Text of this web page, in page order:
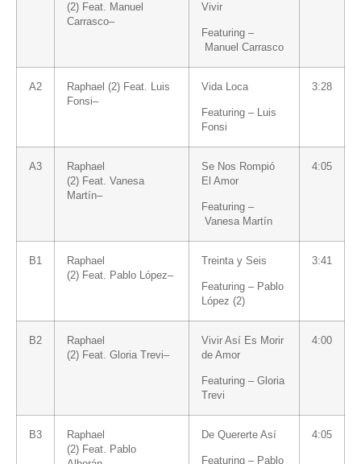
(2) Feat. Manuel
Carrasco–
Vivir
Featuring –
Manuel Carrasco
A2 Raphael (2) Feat. Luis
Fonsi–
Vida Loca
Featuring – Luis
Fonsi
3:28
A3
Raphael
(2) Feat. Vanesa
Martín–
Se Nos Rompió
El Amor
Featuring –
Vanesa Martín
4:05
B1
Raphael
(2) Feat. Pablo López–
Treinta y Seis
Featuring – Pablo
López (2)
3:41
B2
Raphael
(2) Feat. Gloria Trevi–
Vivir Así Es Morir
de Amor
Featuring – Gloria
Trevi
4:00
B3
Raphael
(2) Feat. Pablo
De Quererte Así
Featuring – Pablo
4:05